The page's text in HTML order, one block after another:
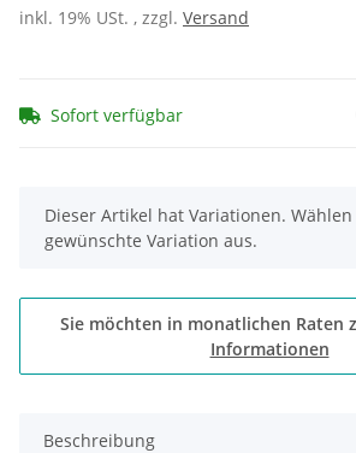
inkl. 19% USt. , zzgl. Versand
Sofort verfügbar
x
Dieser Artikel hat Variationen.
gewünschte Variation aus.
Sie möchten in monatlichen Raten
Informationen
Beschreibung